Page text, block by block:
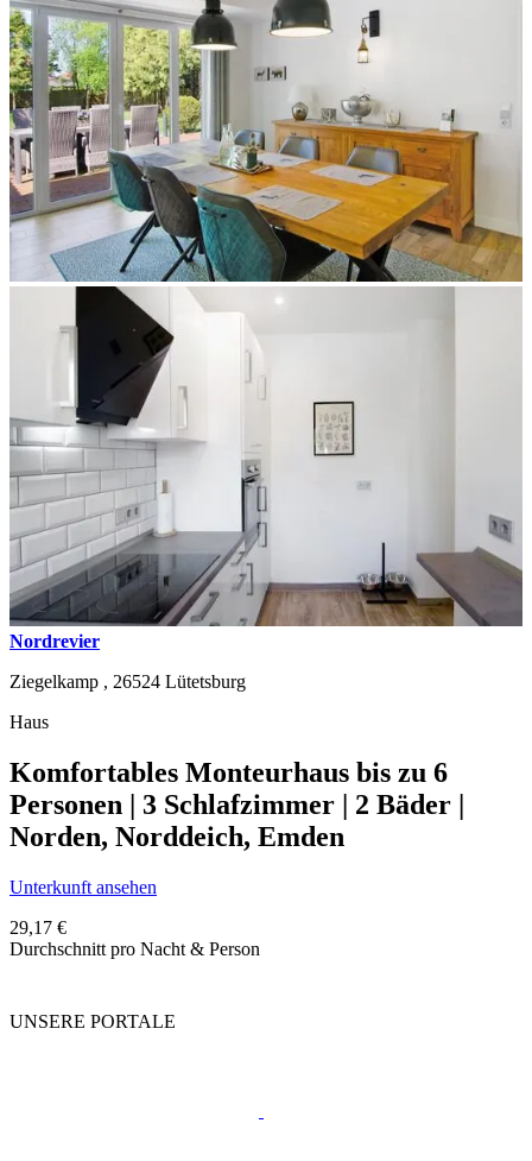
Nordrevier
Ziegelkamp , 26524 Lütetsburg
Haus
Komfortables Monteurhaus bis zu 6
Personen | 3 Schlafzimmer | 2 Bäder |
Norden, Norddeich, Emden
Unterkunft ansehen
29,17 €
Durchschnitt pro Nacht & Person
UNSERE PORTALE